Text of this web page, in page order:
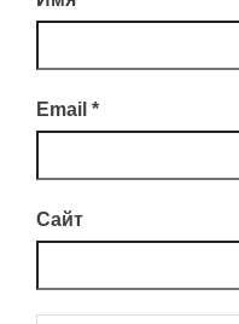
Email *
Сайт